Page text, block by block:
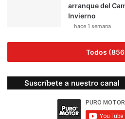
arranque del
Invierno
hace 1 semana
Todos
Suscríbete a nuestro canal